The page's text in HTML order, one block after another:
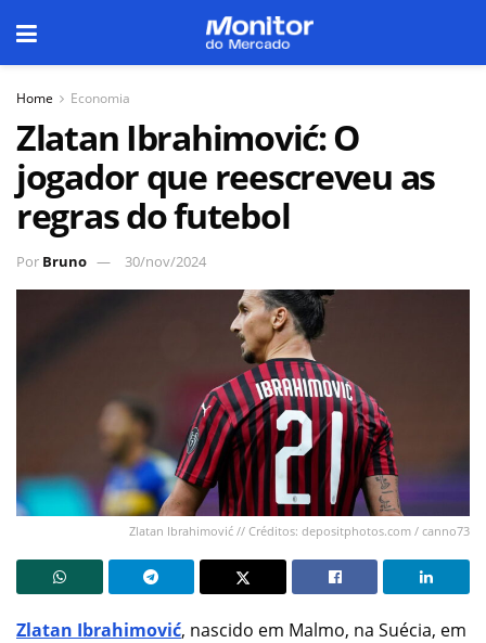
Home Economia
Zlatan Ibrahimović: O
jogador que reescreveu as
regras do futebol
Por Bruno 30/nov/2024
Zlatan Ibrahimović // Créditos: depositphotos.com / canno73
Zlatan Ibrahimović, nascido em Malmo, na Suécia, em